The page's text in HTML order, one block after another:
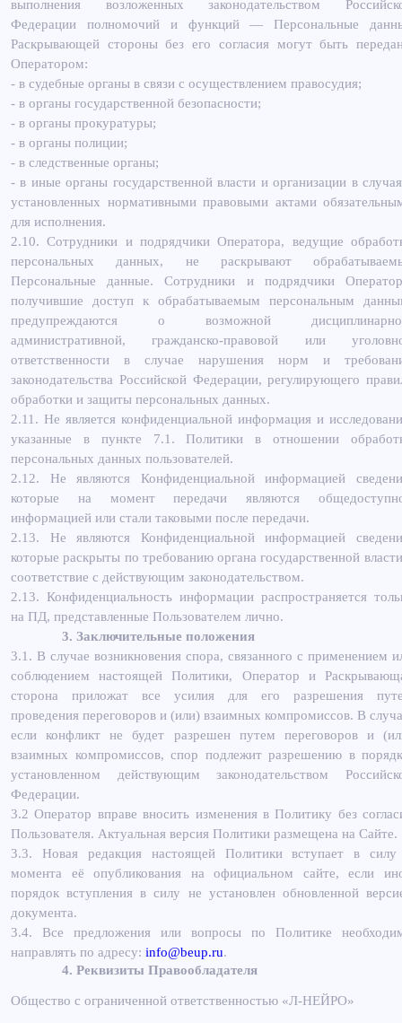
выполнения возложенных законодательством
Федерации полномочий и функций — Персональные
Раскрывающей стороны без его согласия могут быть
Оператором:
- в судебные органы в связи с осуществлением правосудия;
- в органы государственной безопасности;
- в органы прокуратуры;
- в органы полиции;
- в следственные органы;
- в иные органы государственной власти и организации в
установленных нормативными правовыми актами
для исполнения.
2.10. Сотрудники и подрядчики Оператора, ведущие
персональных данных, не раскрывают
Персональные данные. Сотрудники и подрядчики
получившие доступ к обрабатываемым персональным
предупреждаются о возможной
административной, гражданско-правовой или
ответственности в случае нарушения норм и
законодательства Российской Федерации, регулирующего
обработки и защиты персональных данных.
2.11. Не является конфиденциальной информация и
указанные в пункте 7.1. Политики в отношении
персональных данных пользователей.
2.12. Не являются Конфиденциальной информацией
которые на момент передачи являются
информацией или стали таковыми после передачи.
2.13. Не являются Конфиденциальной информацией
которые раскрыты по требованию органа государственной
соответствие с действующим законодательством.
2.13. Конфиденциальность информации распространяется
на ПД, представленные Пользователем лично.
3. Заключительные положения
3.1. В случае возникновения спора, связанного с применением
соблюдением настоящей Политики, Оператор и
сторона приложат все усилия для его разрешения
проведения переговоров и (или) взаимных компромиссов. В
если конфликт не будет разрешен путем переговоров и
взаимных компромиссов, спор подлежит разрешению в
установленном действующим законодательством
Федерации.
3.2 Оператор вправе вносить изменения в Политику без
Пользователя. Актуальная версия Политики размещена на Сайте.
3.3. Новая редакция настоящей Политики вступает в
момента её опубликования на официальном сайте, если
порядок вступления в силу не установлен обновленной
документа.
3.4. Все предложения или вопросы по Политике
направлять по адресу: info@beup.ru.
4. Реквизиты Правообладателя
Общество с ограниченной ответственностью «Л-НЕЙРО»